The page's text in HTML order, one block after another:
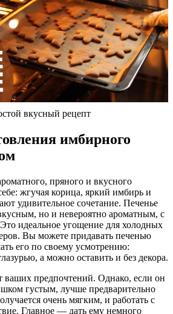
вкусный рецепт
имбирного
пряного и вкусного
жгучая корица, яркий имбирь и
удивительное сочетание. Печенье
но и невероятно ароматным, с
идеальное угощение для холодных
Вы можете придавать печенью
его по своему усмотрению:
а можно оставить и без декора.
ваших предпочтений. Однако, если он
густым, лучше предварительно
очень мягким, и работать с
Главное — дать ему немного